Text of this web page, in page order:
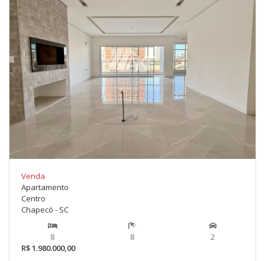
Venda
Apartamento
Centro
Chapecó - SC
8 8
2
R$ 1.980.000,00